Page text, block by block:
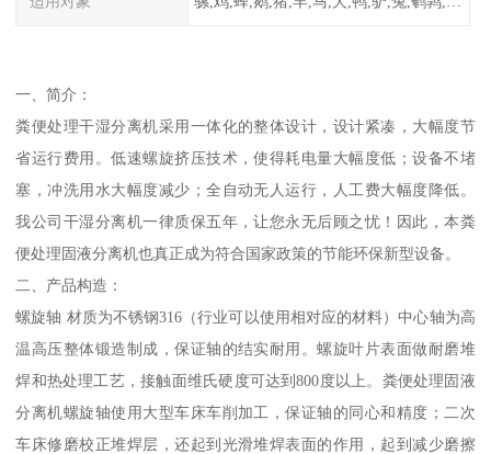
一、简介：
粪便处理干湿分离机采用一体化的整体设计，设计紧凑，大幅度节
省运行费用。低速螺旋挤压技术，使得耗电量大幅度低；设备不堵
塞，冲洗用水大幅度减少；全自动无人运行，人工费大幅度降低。
我公司干湿分离机一律质保五年，让您永无后顾之忧！因此，本粪
便处理固液分离机也真正成为符合国家政策的节能环保新型设备。
二、产品构造：
螺旋轴 材质为不锈钢316（行业可以使用相对应的材料）中心轴为高
温高压整体锻造制成，保证轴的结实耐用。螺旋叶片表面做耐磨堆
焊和热处理工艺，接触面维氏硬度可达到800度以上。粪便处理固液
分离机螺旋轴使用大型车床车削加工，保证轴的同心和精度；二次
车床修磨校正堆焊层，还起到光滑堆焊表面的作用，起到减少磨擦